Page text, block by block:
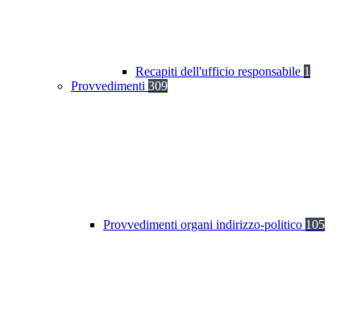
Recapiti dell'ufficio responsabile 1
Provvedimenti 309
Provvedimenti organi indirizzo-politico 105